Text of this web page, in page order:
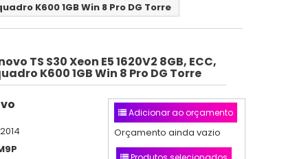
K600 1GB Win 8 Pro DG Torre
TS S30 Xeon E5 1620V2 8GB, ECC,
K600 1GB Win 8 Pro DG Torre
Adicionar ao orçamento
Orçamento ainda vazio